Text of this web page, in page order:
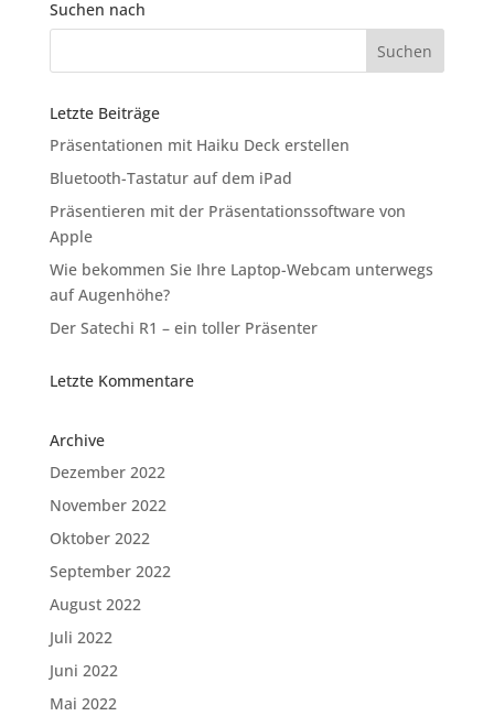
Suchen nach
Letzte Beiträge
Präsentationen mit Haiku Deck erstellen
Bluetooth-Tastatur auf dem iPad
Präsentieren mit der Präsentationssoftware von
Apple
Wie bekommen Sie Ihre Laptop-Webcam unterwegs
auf Augenhöhe?
Der Satechi R1 – ein toller Präsenter
Letzte Kommentare
Archive
Dezember 2022
November 2022
Oktober 2022
September 2022
August 2022
Juli 2022
Juni 2022
Mai 2022